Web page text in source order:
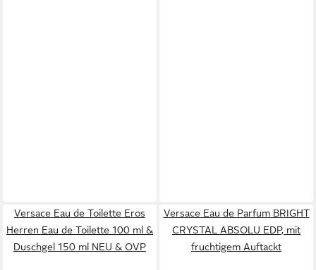
Versace Eau de Toilette Eros
Herren Eau de Toilette 100 ml &
Duschgel 150 ml NEU & OVP
Versace Eau de Parfum BRIGHT
CRYSTAL ABSOLU EDP, mit
fruchtigem Auftackt